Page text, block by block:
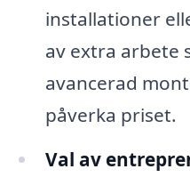
installationer
av extra arbete
avancerad
påverka priset.
Val av